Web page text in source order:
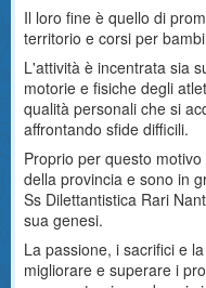
Il loro fine è quello di
territorio e corsi per
L'attività è incentrata sia
motorie e fisiche degli
qualità personali che si
affrontando sfide difficili.
Proprio per questo
della provincia e sono in
Ss Dilettantistica Rari
sua genesi.
La passione, i sacrifici e
migliorare e superare i